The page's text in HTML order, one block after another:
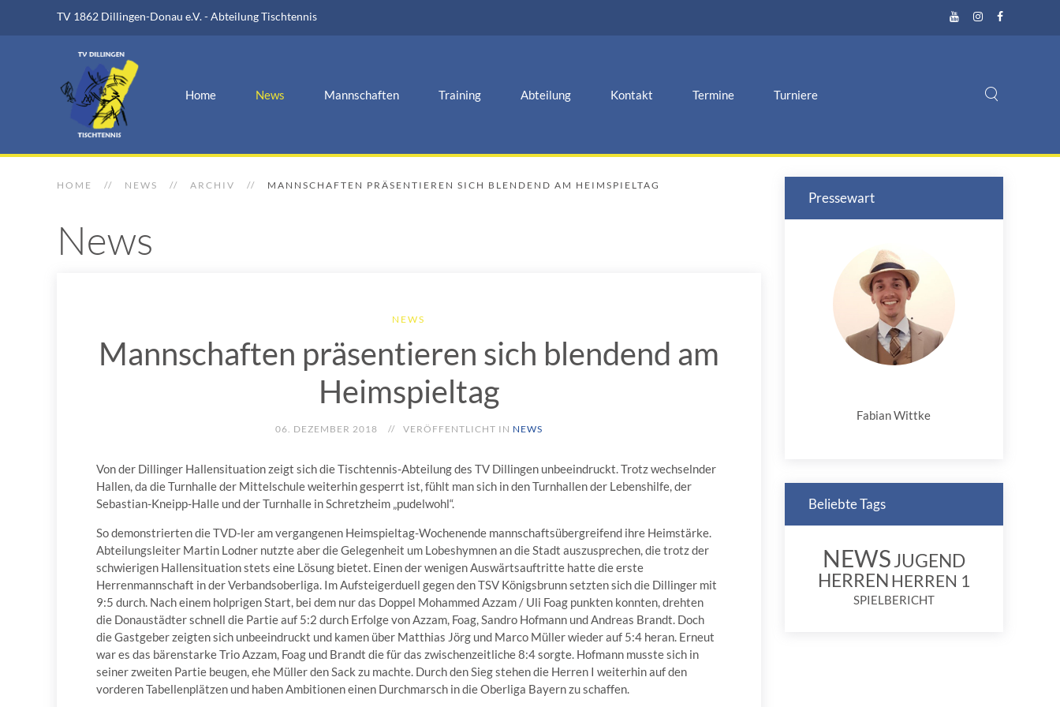
TV 1862 Dillingen-Donau e.V. - Abteilung Tischtennis
Home News Mannschaften Training Abteilung Kontakt Termine Turniere
HOME NEWS ARCHIV MANNSCHAFTEN PRÄSENTIEREN SICH BLENDEND AM HEIMSPIELTAG
News
NEWS
Mannschaften präsentieren sich blendend am
Heimspieltag
06. DEZEMBER 2018 VERÖFFENTLICHT IN NEWS
Von der Dillinger Hallensituation zeigt sich die Tischtennis-Abteilung des TV Dillingen unbeeindruckt. Trotz wechselnder
Hallen, da die Turnhalle der Mittelschule weiterhin gesperrt ist, fühlt man sich in den Turnhallen der Lebenshilfe, der
Sebastian-Kneipp-Halle und der Turnhalle in Schretzheim „pudelwohl“.
So demonstrierten die TVD-ler am vergangenen Heimspieltag-Wochenende mannschaftsübergreifend ihre Heimstärke.
Abteilungsleiter Martin Lodner nutzte aber die Gelegenheit um Lobeshymnen an die Stadt auszusprechen, die trotz der
schwierigen Hallensituation stets eine Lösung bietet. Einen der wenigen Auswärtsauftritte hatte die erste
Herrenmannschaft in der Verbandsoberliga. Im Aufsteigerduell gegen den TSV Königsbrunn setzten sich die Dillinger mit
9:5 durch. Nach einem holprigen Start, bei dem nur das Doppel Mohammed Azzam / Uli Foag punkten konnten, drehten
die Donaustädter schnell die Partie auf 5:2 durch Erfolge von Azzam, Foag, Sandro Hofmann und Andreas Brandt. Doch
die Gastgeber zeigten sich unbeeindruckt und kamen über Matthias Jörg und Marco Müller wieder auf 5:4 heran. Erneut
war es das bärenstarke Trio Azzam, Foag und Brandt die für das zwischenzeitliche 8:4 sorgte. Hofmann musste sich in
seiner zweiten Partie beugen, ehe Müller den Sack zu machte. Durch den Sieg stehen die Herren I weiterhin auf den
vorderen Tabellenplätzen und haben Ambitionen einen Durchmarsch in die Oberliga Bayern zu schaffen.
Pressewart
Fabian Wittke
Beliebte Tags
NEWSJUGEND
HERREN HERREN 1
SPIELBERICHT